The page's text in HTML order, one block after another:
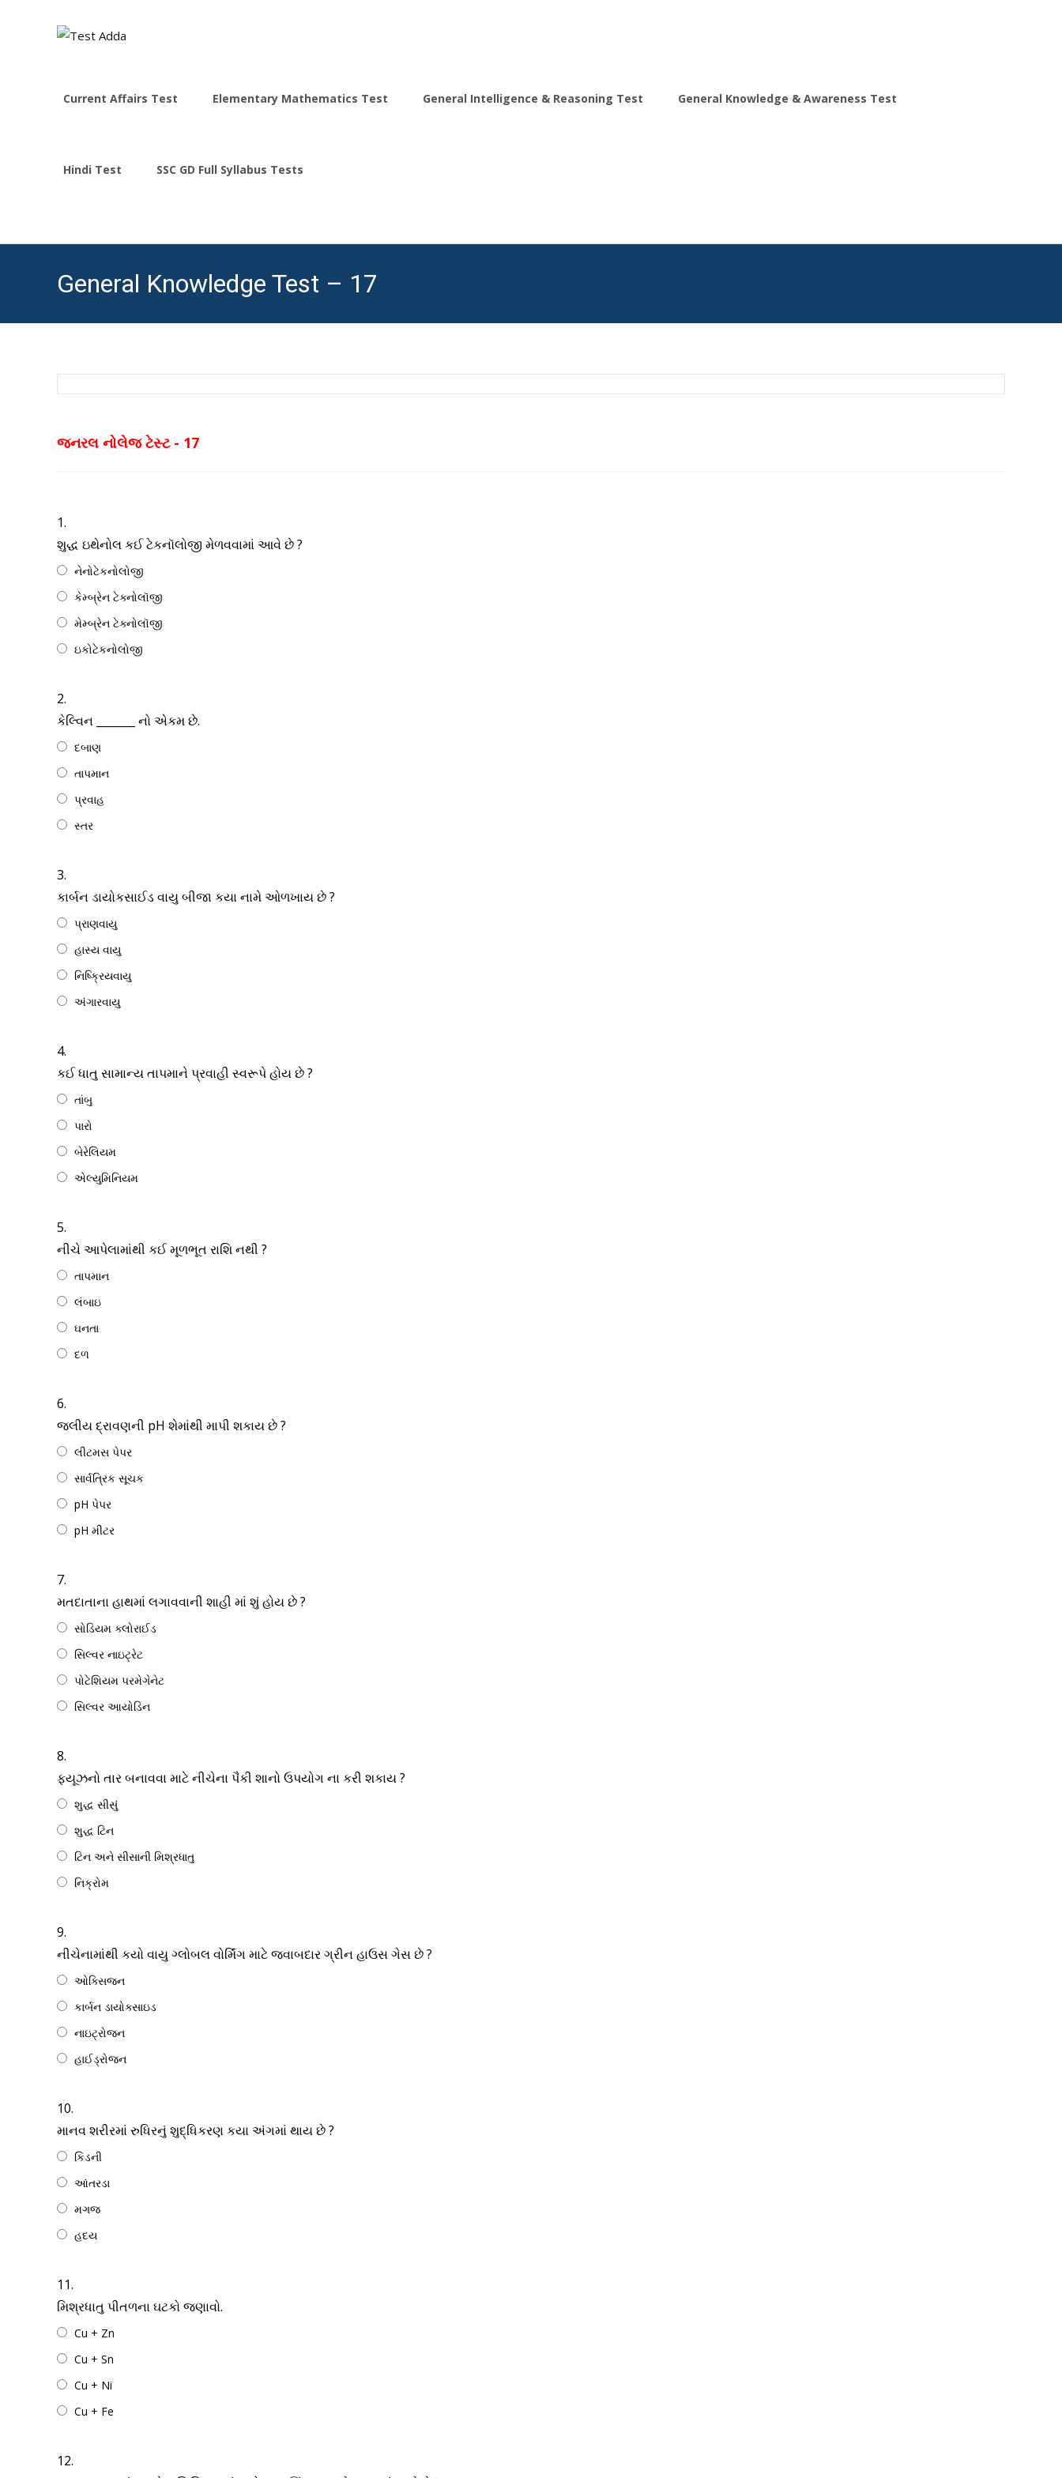
Current Affairs Test Elementary Mathematics Test General Intelligence & Reasoning Test General Knowledge & Awareness Test
Hindi Test SSC GD Full Syllabus Tests
General Knowledge Test – 17
જનરલ નોલેજ ટેસ્ટ - 17
1.
શુદ્ધ ઇથેનોલ કઈ ટેકનૉલોજી મેળવવામાં આવે છે ?
નેનોટેકનોલોજી
કેમ્બ્રેન ટેક્નોલૉજી
મેમ્બ્રેન ટેક્નોલૉજી
ઇકોટેકનોલોજી
2.
કેલ્વિન _______ નો એકમ છે.
દબાણ
તાપમાન
પ્રવાહ
સ્તર
3.
કાર્બન ડાયોકસાઈડ વાયુ બીજા કયા નામે ઓળખાય છે ?
પ્રાણવાયુ
હાસ્ય વાયુ
નિષ્ક્રિયવાયુ
અંગારવાયુ
4.
કઈ ધાતુ સામાન્ય તાપમાને પ્રવાહી સ્વરૂપે હોય છે ?
તાંબુ
પારો
બેરેલિયમ
એલ્યુમિનિયમ
5.
નીચે આપેલામાંથી કઈ મૂળભૂત રાશિ નથી ?
તાપમાન
લંબાઇ
ઘનતા
દળ
6.
જલીય દ્રાવણની pH શેમાંથી માપી શકાય છે ?
લીટમસ પેપર
સાર્વત્રિક સૂચક
pH પેપર
pH મીટર
7.
મતદાતાના હાથમાં લગાવવાની શાહી માં શું હોય છે ?
સોડિયમ ક્લોરાઈડ
સિલ્વર નાઇટ્રેટ
પોટેશિયમ પરમેગેનેટ
સિલ્વર આયોડિન
8.
ફ્યૂઝનો તાર બનાવવા માટે નીચેના પૈકી શાનો ઉપયોગ ના કરી શકાય ?
શુદ્ધ સીસું
શુદ્ધ ટિન
ટિન અને સીસાની મિશ્રધાતુ
નિક્રોમ
9.
નીચેનામાંથી કયો વાયુ ગ્લોબલ વોર્મિંગ માટે જવાબદાર ગ્રીન હાઉસ ગેસ છે ?
ઓક્સિજન
કાર્બન ડાયોક્સાઇડ
નાઇટ્રોજન
હાઈડ્રોજન
10.
માનવ શરીરમાં રુધિરનું શુદ્ધિકરણ કયા અંગમાં થાય છે ?
કિડની
આંતરડા
મગજ
હદય
11.
મિશ્રધાતુ પીતળના ઘટકો જણાવો.
Cu + Zn
Cu + Sn
Cu + Ni
Cu + Fe
12.